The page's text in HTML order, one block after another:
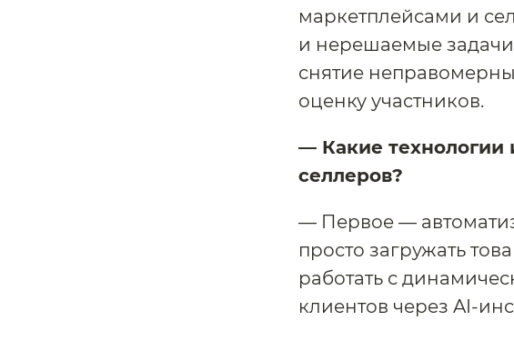
маркетплейсами и
и нерешаемые
снятие
оценку участников.
— Какие технологии
селлеров?
— Первое —
просто загружать
работать с
клиентов через AI-